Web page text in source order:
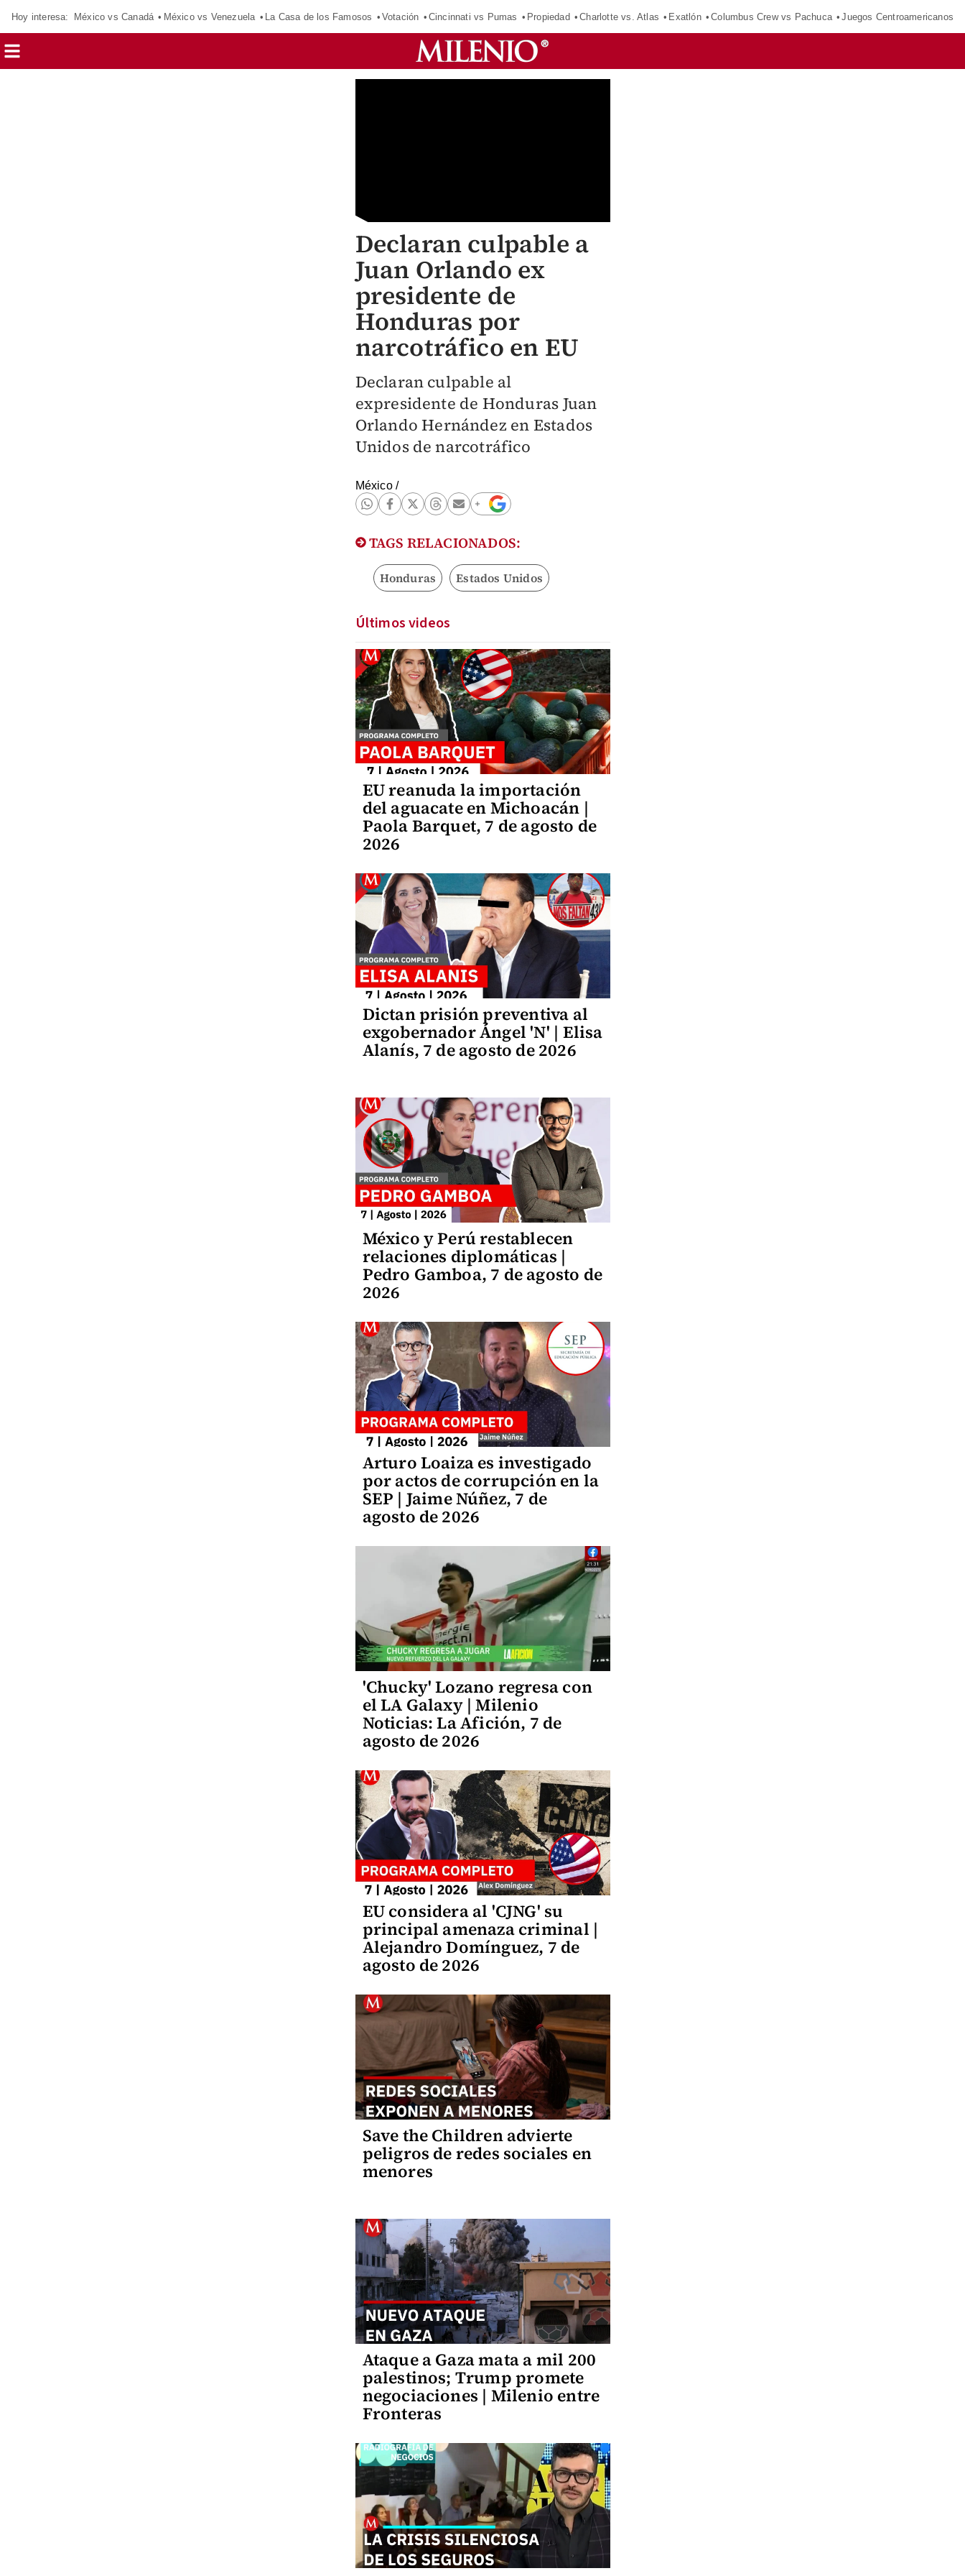
Hoy interesa: México vs Canadá México vs Venezuela La Casa de los Famosos Votación Cincinnati vs Pumas Propiedad Charlotte vs. Atlas Exatlón Columbus Crew vs Pachuca Juegos Centroamericanos
Declaran culpable a
Juan Orlando ex
presidente de
Honduras por
narcotráfico en EU
Declaran culpable al
expresidente de Honduras Juan
Orlando Hernández en Estados
Unidos de narcotráfico
México/
TAGS RELACIONADOS:
Honduras Estados Unidos
Últimos videos
EU reanuda la importación
del aguacate en Michoacán |
Paola Barquet, 7 de agosto de
2026
Dictan prisión preventiva al
exgobernador Ángel 'N' | Elisa
Alanís, 7 de agosto de 2026
México y Perú restablecen
relaciones diplomáticas |
Pedro Gamboa, 7 de agosto de
2026
Arturo Loaiza es investigado
por actos de corrupción en la
SEP | Jaime Núñez, 7 de
agosto de 2026
'Chucky' Lozano regresa con
el LA Galaxy | Milenio
Noticias: La Afición, 7 de
agosto de 2026
EU considera al 'CJNG' su
principal amenaza criminal |
Alejandro Domínguez, 7 de
agosto de 2026
Save the Children advierte
peligros de redes sociales en
menores
Ataque a Gaza mata a mil 200
palestinos; Trump promete
negociaciones | Milenio entre
Fronteras